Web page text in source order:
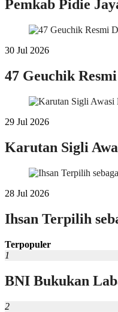
Pemkab Pidie
30 Jul 2026
47 Geuchik
29 Jul 2026
Karutan Sigli
28 Jul 2026
Ihsan Terpilih
Terpopuler
1
BNI Bukukan
2